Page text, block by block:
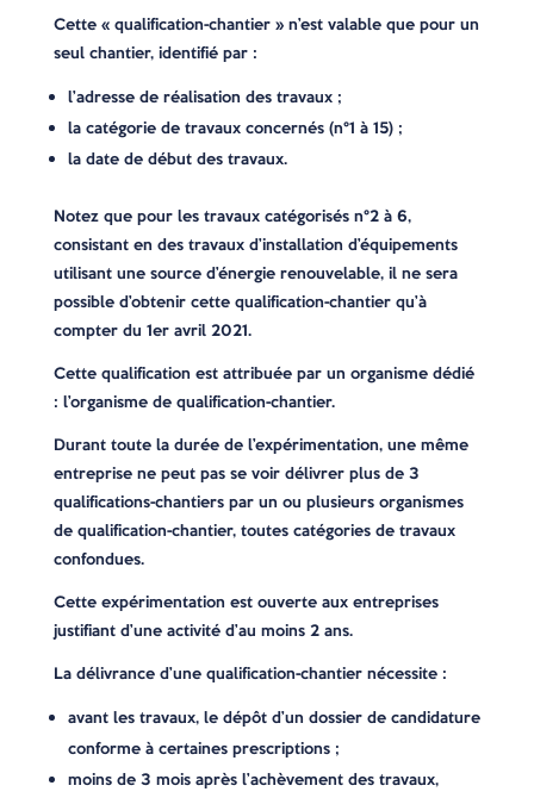
Cette « qualification-chantier » n’est valable que pour un
seul chantier, identifié par :
l’adresse de réalisation des travaux ;
la catégorie de travaux concernés (n°1 à 15) ;
la date de début des travaux.
Notez que pour les travaux catégorisés n°2 à 6,
consistant en des travaux d’installation d’équipements
utilisant une source d’énergie renouvelable, il ne sera
possible d’obtenir cette qualification-chantier qu’à
compter du 1er avril 2021.
Cette qualification est attribuée par un organisme dédié
: l’organisme de qualification-chantier.
Durant toute la durée de l’expérimentation, une même
entreprise ne peut pas se voir délivrer plus de 3
qualifications-chantiers par un ou plusieurs organismes
de qualification-chantier, toutes catégories de travaux
confondues.
Cette expérimentation est ouverte aux entreprises
justifiant d’une activité d’au moins 2 ans.
La délivrance d’une qualification-chantier nécessite :
avant les travaux, le dépôt d’un dossier de candidature
conforme à certaines prescriptions ;
moins de 3 mois après l’achèvement des travaux,